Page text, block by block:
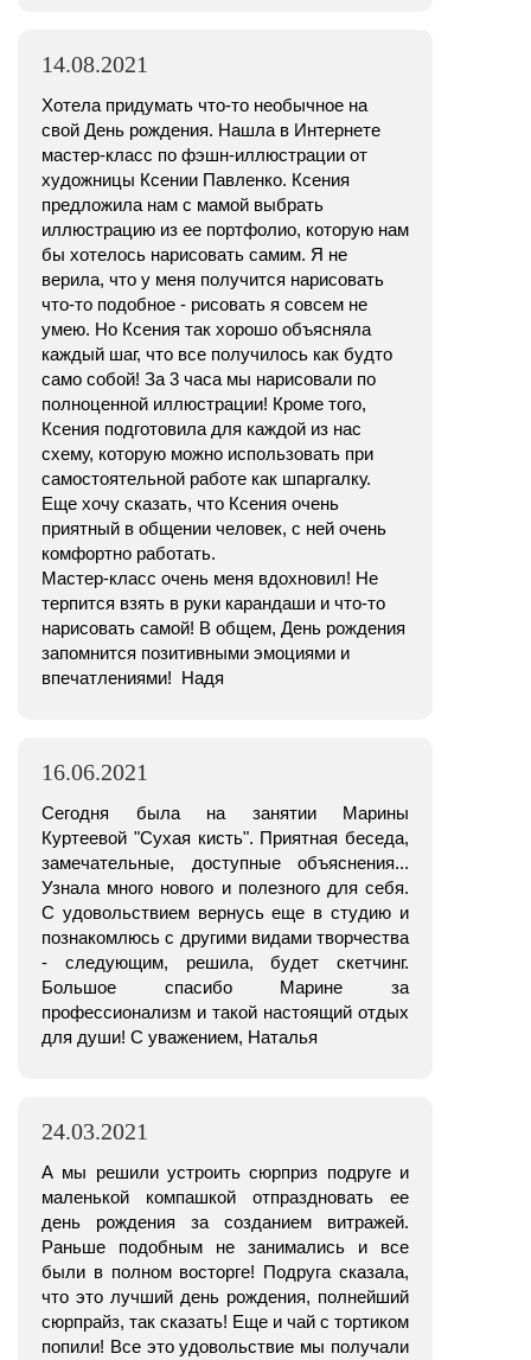
14.08.2021
Хотела придумать что-то необычное на
свой День рождения. Нашла в Интернете
мастер-класс по фэшн-иллюстрации от
художницы Ксении Павленко. Ксения
предложила нам с мамой выбрать
иллюстрацию из ее портфолио, которую нам
бы хотелось нарисовать самим. Я не
верила, что у меня получится нарисовать
что-то подобное - рисовать я совсем не
умею. Но Ксения так хорошо объясняла
каждый шаг, что все получилось как будто
само собой! За 3 часа мы нарисовали по
полноценной иллюстрации! Кроме того,
Ксения подготовила для каждой из нас
схему, которую можно использовать при
самостоятельной работе как шпаргалку.
Еще хочу сказать, что Ксения очень
приятный в общении человек, с ней очень
комфортно работать.
Мастер-класс очень меня вдохновил! Не
терпится взять в руки карандаши и что-то
нарисовать самой! В общем, День рождения
запомнится позитивными эмоциями и
впечатлениями! Надя
16.06.2021
Сегодня была на занятии Марины
Куртеевой "Сухая кисть". Приятная беседа,
замечательные, доступные объяснения...
Узнала много нового и полезного для себя.
С удовольствием вернусь еще в студию и
познакомлюсь с другими видами творчества
- следующим, решила, будет скетчинг.
Большое спасибо Марине за
профессионализм и такой настоящий отдых
для души! С уважением, Наталья
24.03.2021
А мы решили устроить сюрприз подруге и
маленькой компашкой отпраздновать ее
день рождения за созданием витражей.
Раньше подобным не занимались и все
были в полном восторге! Подруга сказала,
что это лучший день рождения, полнейший
сюрпрайз, так сказать! Еще и чай с тортиком
попили! Все это удовольствие мы получали